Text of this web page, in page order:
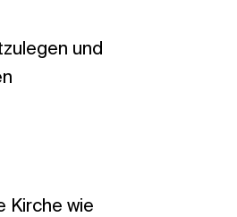
und
Kirche wie